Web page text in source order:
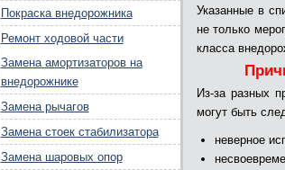
Указанные в
не только
класса
Из-за разных
могут быть
неверное
Покраска внедорожника
Ремонт ходовой части
Замена амортизаторов на
внедорожнике
Замена рычагов
Замена стоек стабилизатора
Замена шаровых опор